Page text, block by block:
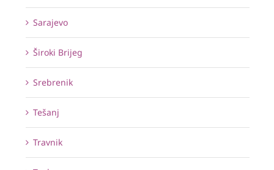
Sarajevo
Široki Brijeg
Srebrenik
Tešanj
Travnik